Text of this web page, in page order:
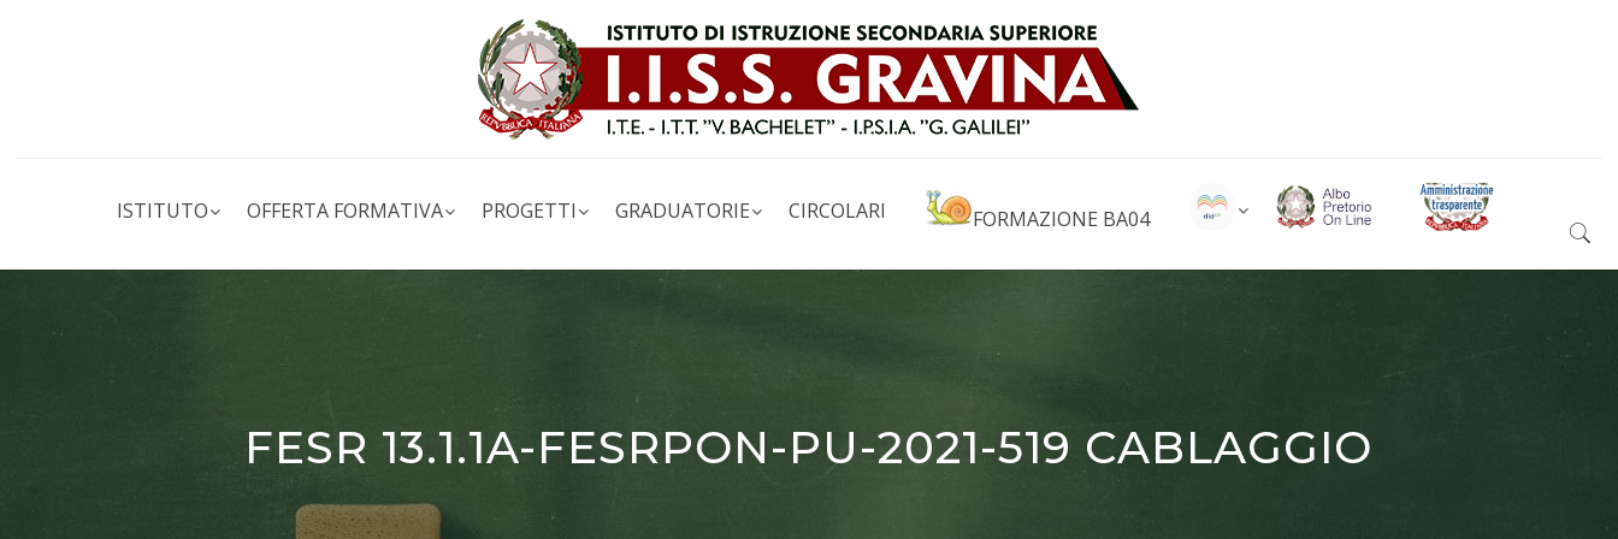
ISTITUTO OFFERTA FORMATIVA PROGETTI GRADUATORIE CIRCOLARI FORMAZIONE BA04
FESR 13.1.1A-FESRPON-PU-2021-519 CABLAGGIO